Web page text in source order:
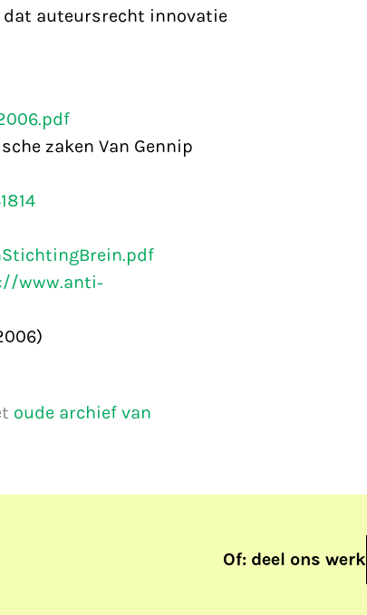
dat auteursrecht innovatie
zaken Van Gennip
www.anti-
oude archief van
Of: deel ons werk